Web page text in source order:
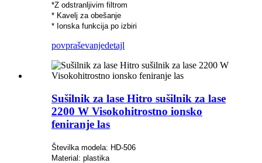
*Z odstranljivim filtrom
* Kavelj za obešanje
* Ionska funkcija po izbiri
povpraševanjedetajl
Sušilnik za lase Hitro sušilnik za lase
2200 W Visokohitrostno ionsko
feniranje las
Številka modela: HD-506
Material: plastika